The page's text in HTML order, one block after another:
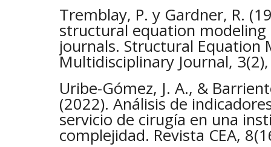
Tremblay, P. y Gardner, R.
structural equation modeling
journals. Structural Equation
Multidisciplinary Journal,
Uribe-Gómez, J. A., &
(2022). Análisis de
servicio de cirugía en una
complejidad. Revista CEA,